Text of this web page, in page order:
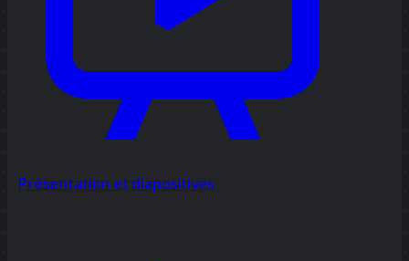
Présentation et diapositives